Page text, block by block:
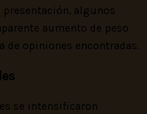
presentación, algunos
aumento de peso
de opiniones encontradas.
se intensificaron